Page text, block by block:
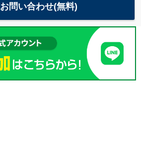
お問い合わせ(無料)